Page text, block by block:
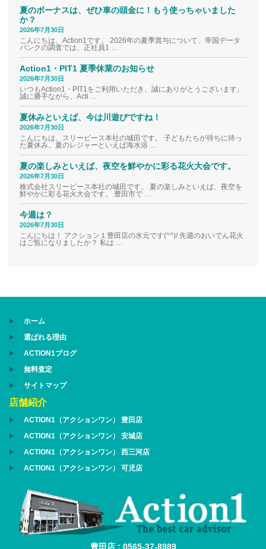
夏のボーナスは、ぜひ車の頭金に！もう使っちゃいました
か？
2026年7月30日
こんにちは、Action1です。 2026年の夏季賞与について、帝国データ
バンクの調査では、正社員1 …
Action1・PIT1 夏季休業のお知らせ
2026年7月30日
いつもAction1・PIT1をご利用いただき、誠にありがとうございます。
誠に勝手ながら、Acti …
夏休みといえば、今は川遊びですね！
2026年7月30日
こんにちは、スリーピース本社の城田です。 子どもたちが待ちに待っ
た夏休み。夏のレジャーといえば海水浴 …
夏の楽しみといえば、夜空を鮮やかに彩る花火大会です。
2026年7月30日
株式会社スリーピース本社の城田です。 夏の楽しみといえば、夜空を
鮮やかに彩る花火大会です。 豊田市で …
今週は？
2026年7月30日
こんにちは！ アクション１豊田店の水元です(^^)/ 先週のおいでん花火
はご覧になりましたか？ 私は …
ホーム
選ばれる理由
ACTION1ブログ
無料査定
サイトマップ
店舗紹介
ACTION1（アクションワン） 豊田店
ACTION1（アクションワン） 安城店
ACTION1（アクションワン） 西三河店
ACTION1（アクションワン） 可児店
豊田店 : 0565-37-8989